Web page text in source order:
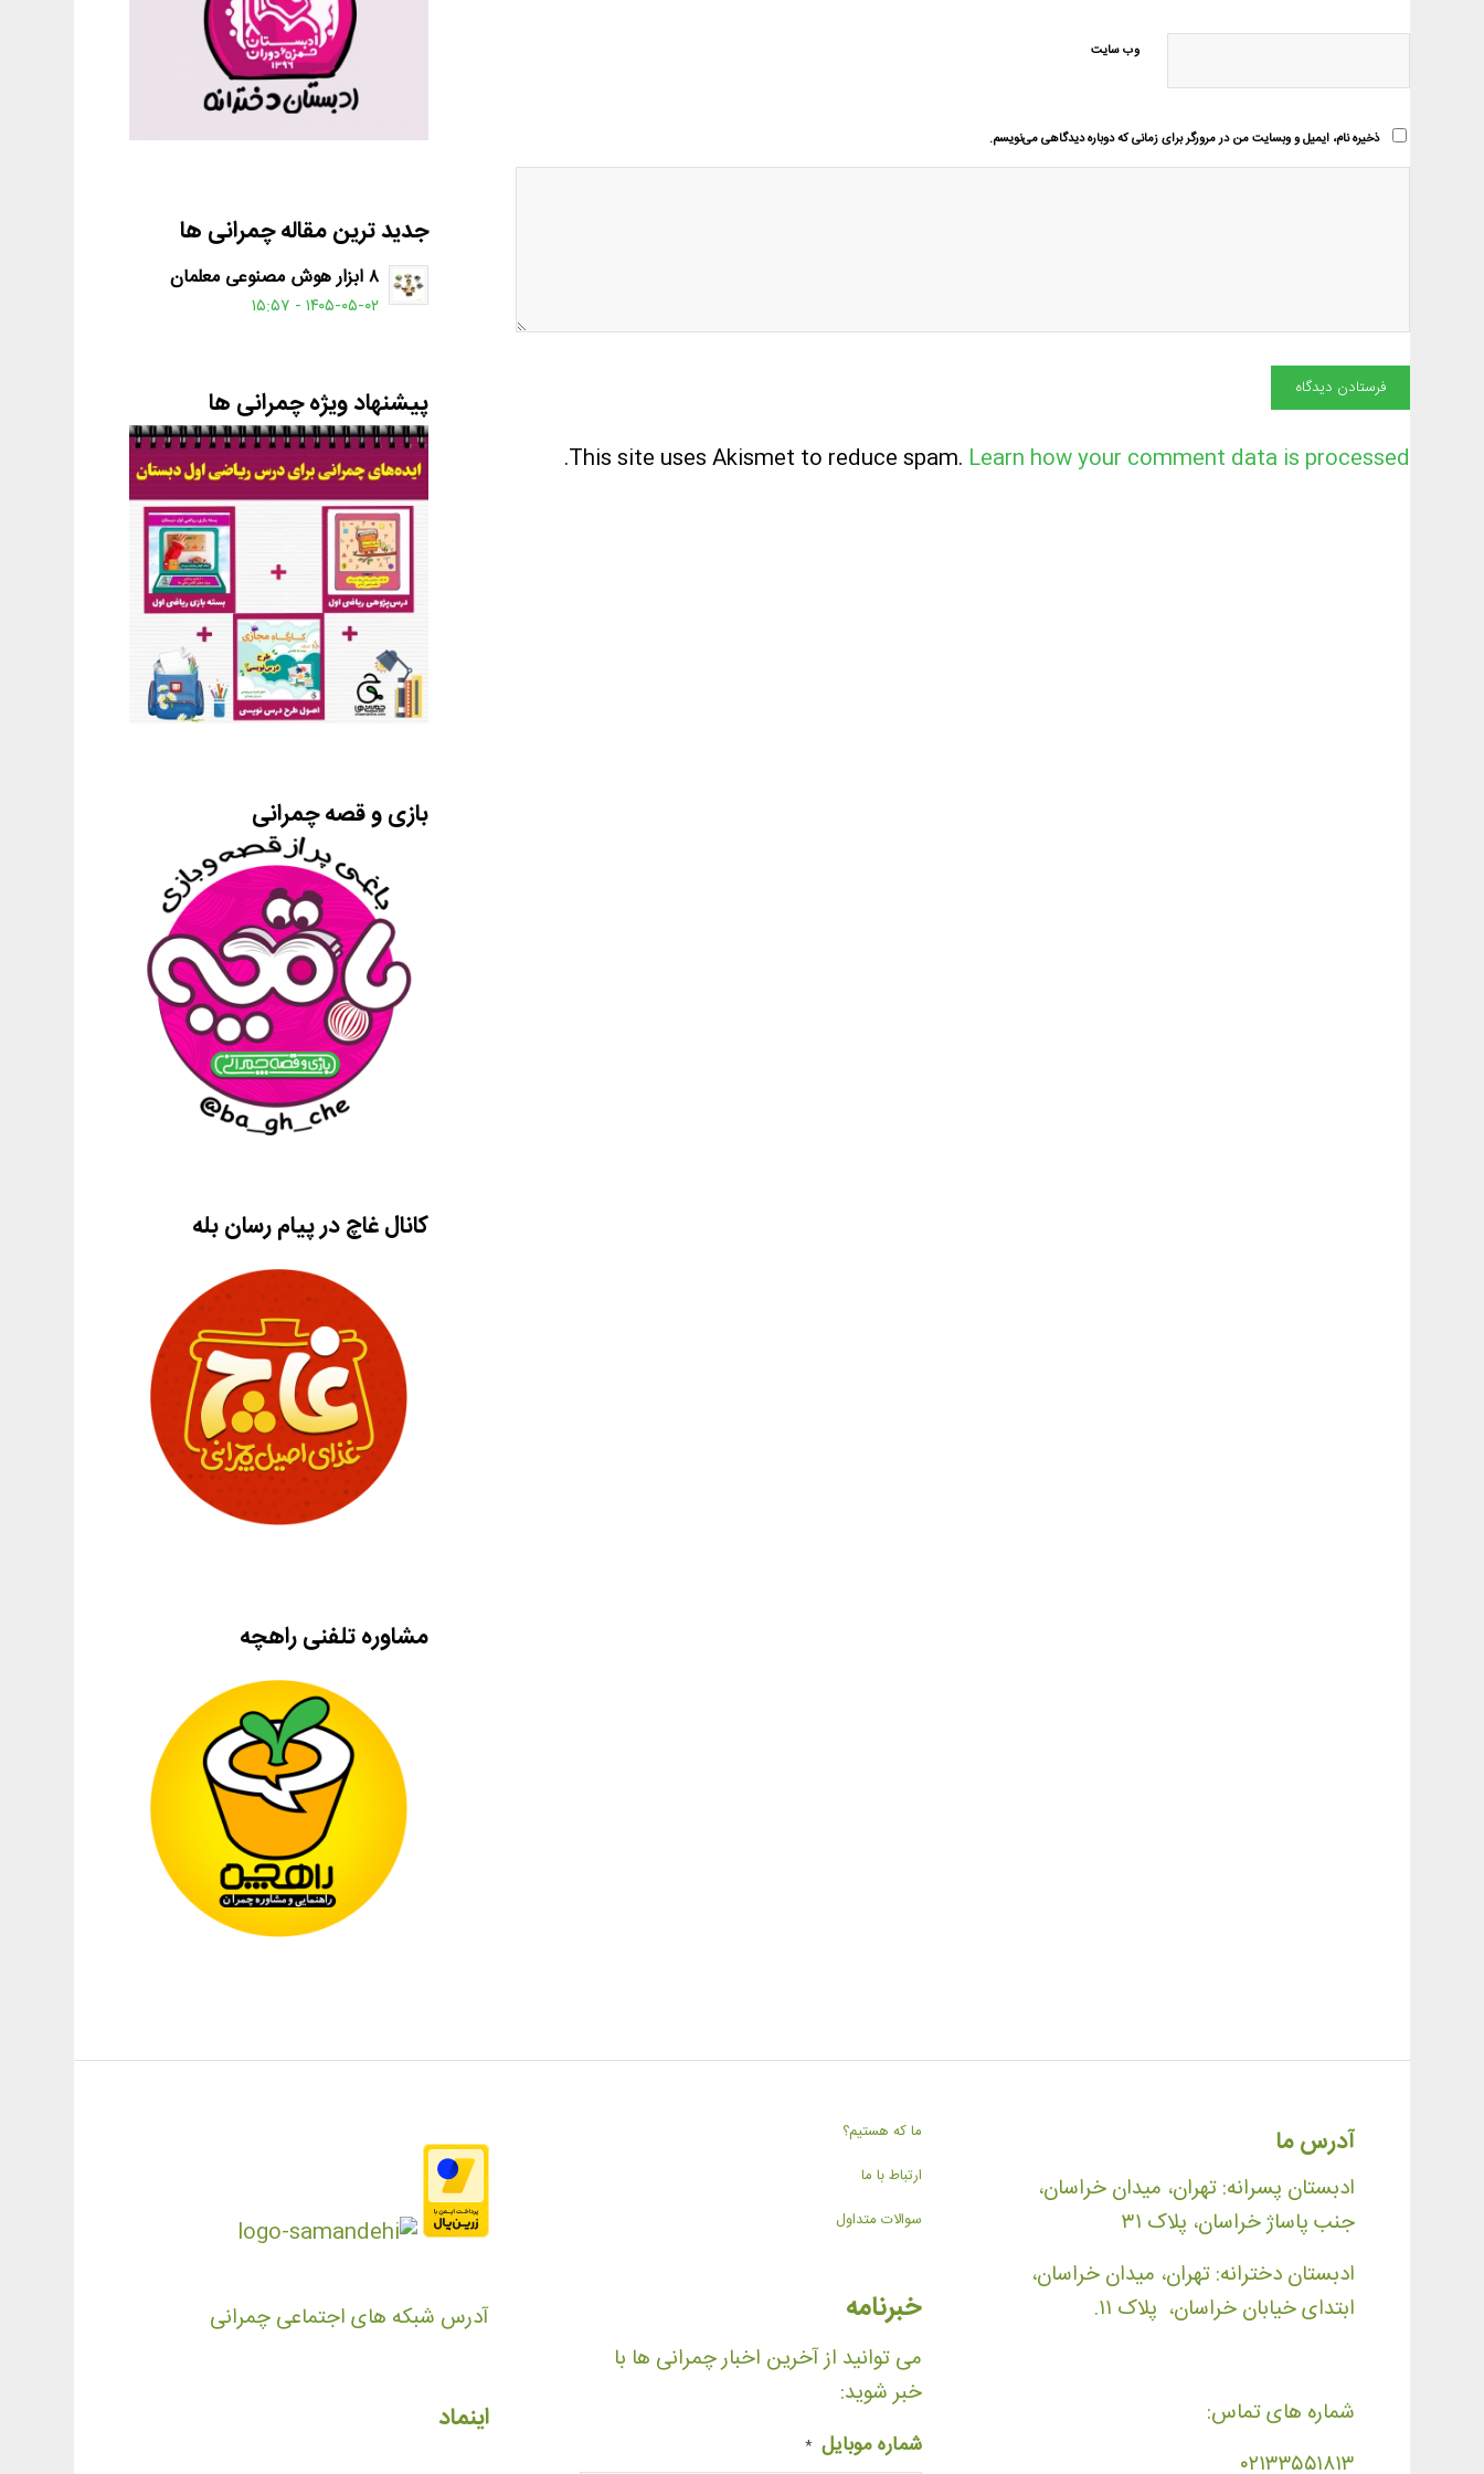
وب‌ سایت
ذخیره نام، ایمیل و وبسایت من در مرورگر برای زمانی که دوباره دیدگاهی می‌نویسم.
This site uses Akismet to reduce spam. Learn how your comment data is processed
.
جدید ترین مقاله چمرانی ها
۸ ابزار هوش مصنوعی معلمان
۱۴۰۵-۰۵-۰۲ - ۱۵:۵۷
پیشنهاد ویژه چمرانی ها
بازی و قصه چمرانی
کانال غاچ در پیام رسان بله
مشاوره تلفنی راهچه
آدرس ما
ادبستان پسرانه: تهران، میدان خراسان،
جنب پاساژ خراسان، پلاک ۳۱
ادبستان دخترانه: تهران، میدان خراسان،
ابتدای خیابان خراسان، پلاک ۱۱.
شماره های تماس:
۰۲۱۳۳۵۵۱۸۱۳
ما که هستیم؟
ارتباط با ما
سوالات متداول
خبرنامه
می توانید از آخرین اخبار چمرانی ها با
خبر شوید:
شماره موبایل *
آدرس شبکه های اجتماعی چمرانی
اینماد